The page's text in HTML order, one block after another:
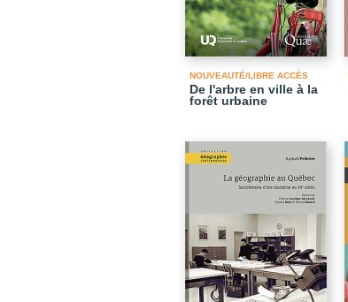
NOUVEAUTÉ/LIBRE ACCÈS
De l'arbre en ville à la
forêt urbaine